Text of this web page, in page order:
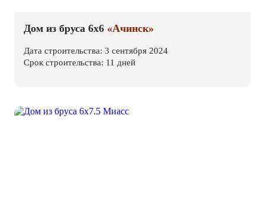
Дом из бруса 6х6 «Ачинск»
Дата строительства: 3 сентября 2024
Срок строительства: 11 дней